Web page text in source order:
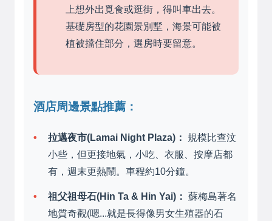
上想外出覓食或逛街，得叫車出去。
基礎房型的花園景別墅，海景可能被
植被擋住部分，選房時要留意。
酒店周邊景點推薦：
拉邁夜市(Lamai Night Plaza)：
規模比查汶
小些，但更接地氣，小吃、衣服、按摩店都
有，週末更熱鬧。車程約10分鐘。
祖父祖母石(Hin Ta & Hin Yai)： 蘇梅島著名
地質奇觀(嗯...就是長得像男女生殖器的石